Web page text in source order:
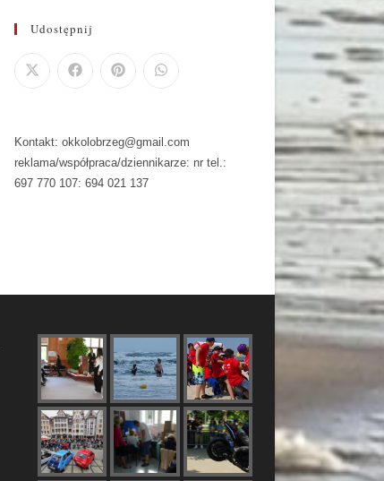
Udostępnij
Kontakt: okkolobrzeg@gmail.com
reklama/współpraca/dziennikarze: nr tel.:
697 770 107: 694 021 137